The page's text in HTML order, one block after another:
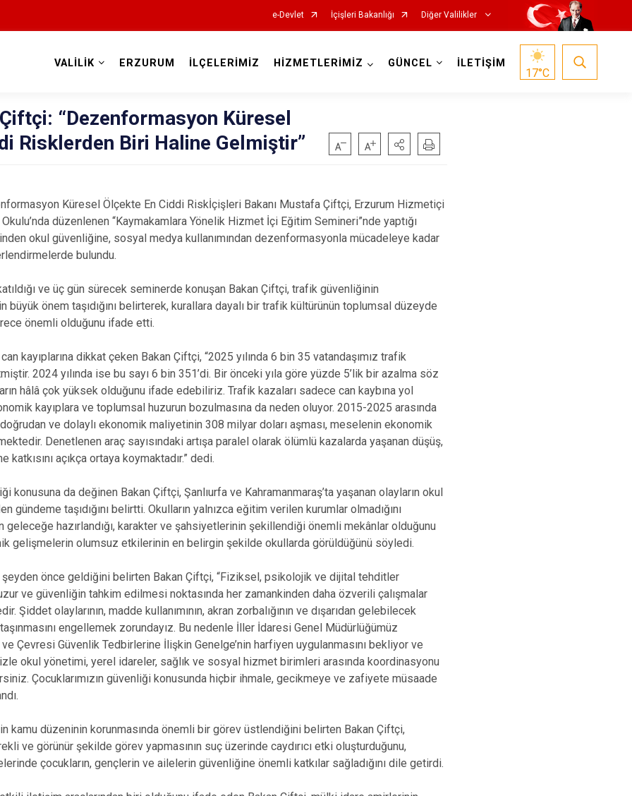
e-Devlet İçişleri Bakanlığı Diğer Valilikler
VALİLİK ERZURUM İLÇELERİMİZ HİZMETLERİMİZ GÜNCEL İLETİŞİM
17°C
“Dezenformasyon Küresel
Risklerden Biri Haline Gelmiştir”
Küresel Ölçekte En Ciddi Riskİçişleri Bakanı Mustafa Çiftçi, Erzurum Hizmetiçi
düzenlenen “Kaymakamlara Yönelik Hizmet İçi Eğitim Semineri”nde yaptığı
okul güvenliğine, sosyal medya kullanımından dezenformasyonla mücadeleye kadar
bulundu.
ve üç gün sürecek seminerde konuşan Bakan Çiftçi, trafik güvenliğinin
büyük önem taşıdığını belirterek, kurallara dayalı bir trafik kültürünün toplumsal düzeyde
önemli olduğunu ifade etti.
can kayıplarına dikkat çeken Bakan Çiftçi, “2025 yılında 6 bin 35 vatandaşımız trafik
2024 yılında ise bu sayı 6 bin 351’di. Bir önceki yıla göre yüzde 5’lik bir azalma söz
hâlâ çok yüksek olduğunu ifade edebiliriz. Trafik kazaları sadece can kaybına yol
kayıplara ve toplumsal huzurun bozulmasına da neden oluyor. 2015-2025 arasında
ve dolaylı ekonomik maliyetinin 308 milyar doları aşması, meselenin ekonomik
Denetlenen araç sayısındaki artışa paralel olarak ölümlü kazalarda yaşanan düşüş,
açıkça ortaya koymaktadır.” dedi.
konusuna da değinen Bakan Çiftçi, Şanlıurfa ve Kahramanmaraş’ta yaşanan olayların okul
taşıdığını belirtti. Okulların yalnızca eğitim verilen kurumlar olmadığını
geleceğe hazırlandığı, karakter ve şahsiyetlerinin şekillendiği önemli mekânlar olduğunu
gelişmelerin olumsuz etkilerinin en belirgin şekilde okullarda görüldüğünü söyledi.
şeyden önce geldiğini belirten Bakan Çiftçi, “Fiziksel, psikolojik ve dijital tehditler
ve güvenliğin tahkim edilmesi noktasında her zamankinden daha özverili çalışmalar
Şiddet olaylarının, madde kullanımının, akran zorbalığının ve dışarıdan gelebilecek
engellemek zorundayız. Bu nedenle İller İdaresi Genel Müdürlüğümüz
Çevresi Güvenlik Tedbirlerine İlişkin Genelge’nin harfiyen uygulanmasını bekliyor ve
okul yönetimi, yerel idareler, sağlık ve sosyal hizmet birimleri arasında koordinasyonu
Çocuklarımızın güvenliği konusunda hiçbir ihmale, gecikmeye ve zafiyete müsaade
kamu düzeninin korunmasında önemli bir görev üstlendiğini belirten Bakan Çiftçi,
ve görünür şekilde görev yapmasının suç üzerinde caydırıcı etki oluşturduğunu,
çocukların, gençlerin ve ailelerin güvenliğine önemli katkılar sağladığını dile getirdi.